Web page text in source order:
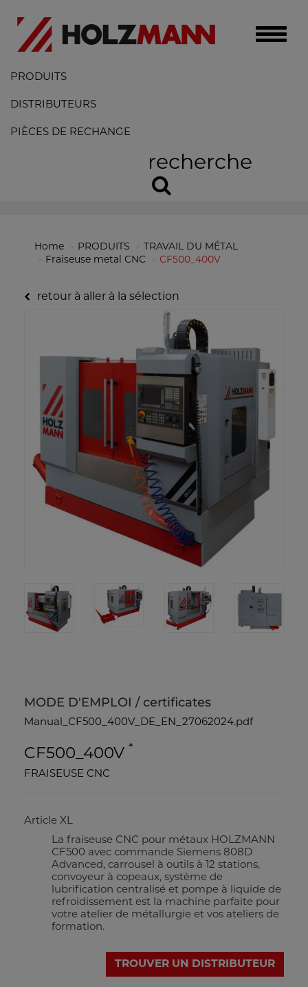
Toggle
PRODUITS
DISTRIBUTEURS
PIÈCES DE RECHANGE
recherche
Home PRODUITS
TRAVAIL DU MÉTAL
Fraiseuse metal CNC
CF500_400V
retour à aller à la sélection
MODE D'EMPLOI / certificates
Manual_CF500_400V_DE_EN_27062024.pdf
CF500_400V *
FRAISEUSE CNC
Article XL
La fraiseuse CNC pour métaux HOLZMANN
CF500 avec commande Siemens 808D
Advanced, carrousel à outils à 12 stations,
convoyeur à copeaux, système de
lubrification centralisé et pompe à liquide de
refroidissement est la machine parfaite pour
votre atelier de métallurgie et vos ateliers de
formation.
TROUVER UN DISTRIBUTEUR